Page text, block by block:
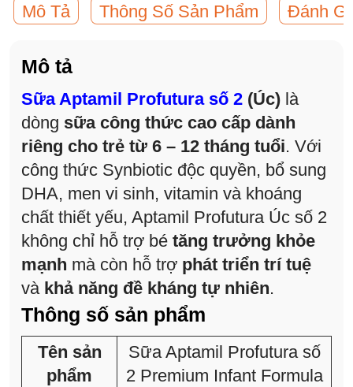
Mô Tả Thông Số Sản Phẩm Đánh
Mô tả
Sữa Aptamil Profutura số 2 (Úc) là
dòng sữa công thức cao cấp dành
riêng cho trẻ từ 6 – 12 tháng tuổi. Với
công thức Synbiotic độc quyền, bổ sung
DHA, men vi sinh, vitamin và khoáng
chất thiết yếu, Aptamil Profutura Úc số 2
không chỉ hỗ trợ bé tăng trưởng khỏe
mạnh mà còn hỗ trợ phát triển trí tuệ
và khả năng đề kháng tự nhiên.
Thông số sản phẩm
Tên sản
phẩm
Sữa Aptamil Profutura số
2 Premium Infant Formula